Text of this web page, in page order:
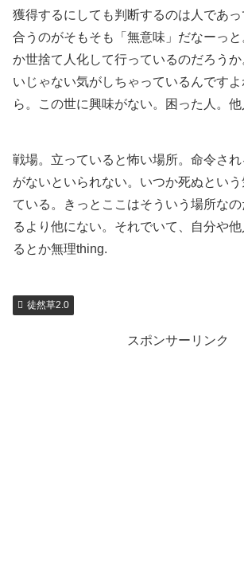
獲得するにしても判断するのは人であ
合うのがそもそも「無意味」だなーっと
か世捨て人化して行っているのだろう
いじゃない気がしちゃっているんです
ら。この世に興味がない。困った人。他
戦場。立っていると怖い場所。命令さ
がないといられない。いつか死ぬとい
ている。きっとここはそういう場所な
るより他にない。それでいて、自分や
るとか無理thing.
徒然草2.0
スポンサーリンク